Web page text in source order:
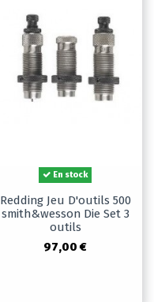
En stock
Redding Jeu D'outils 500
smith&wesson Die Set 3
outils
97,00 €